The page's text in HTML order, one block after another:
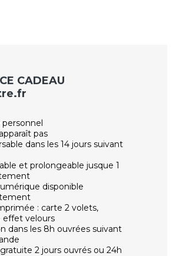
CADEAU
pas
dans les 14 jours suivant
et prolongeable jusque 1
disponible
: carte 2 volets,
velours
dans les 8h ouvrées suivant
2 jours ouvrés ou 24h